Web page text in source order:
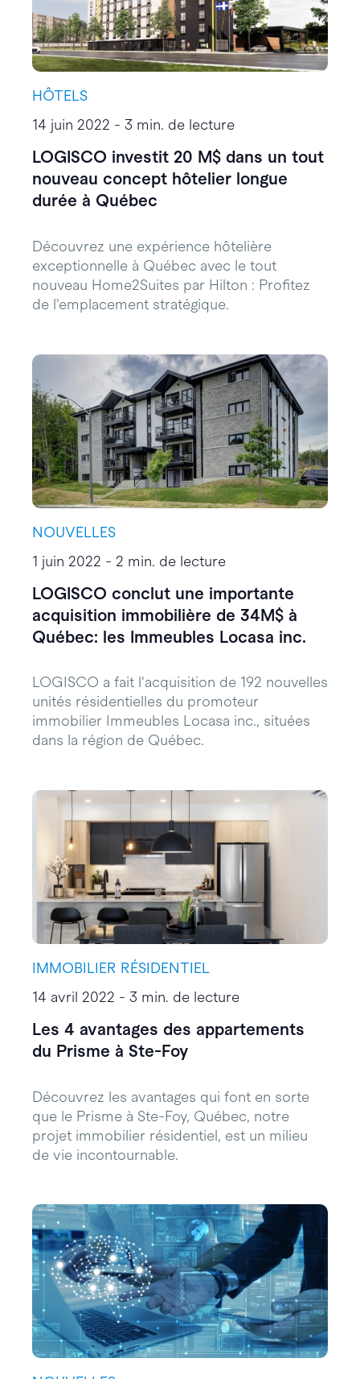
HÔTELS
14 juin 2022 - 3 min. de lecture
LOGISCO investit 20 M$ dans un tout
nouveau concept hôtelier longue
durée à Québec
Découvrez une expérience hôtelière
exceptionnelle à Québec avec le tout
nouveau Home2Suites par Hilton : Profitez
de l'emplacement stratégique.
NOUVELLES
1 juin 2022 - 2 min. de lecture
LOGISCO conclut une importante
acquisition immobilière de 34M$ à
Québec: les Immeubles Locasa inc.
LOGISCO a fait l'acquisition de 192 nouvelles
unités résidentielles du promoteur
immobilier Immeubles Locasa inc., situées
dans la région de Québec.
IMMOBILIER RÉSIDENTIEL
14 avril 2022 - 3 min. de lecture
Les 4 avantages des appartements
du Prisme à Ste-Foy
Découvrez les avantages qui font en sorte
que le Prisme à Ste-Foy, Québec, notre
projet immobilier résidentiel, est un milieu
de vie incontournable.